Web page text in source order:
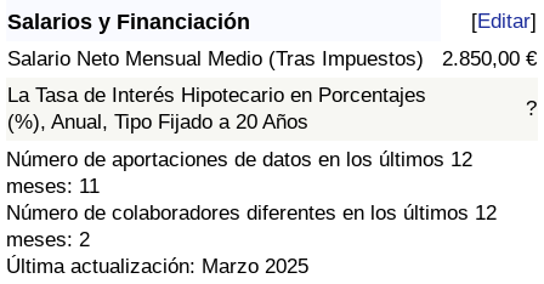
Salarios y Financiación [Editar]
Salario Neto Mensual Medio (Tras Impuestos)
2.850,00 €
La Tasa de Interés Hipotecario en Porcentajes
(%), Anual, Tipo Fijado a 20 Años
?
Número de aportaciones de datos en los últimos 12
meses: 11
Número de colaboradores diferentes en los últimos 12
meses: 2
Última actualización: Marzo 2025
Índice de criminalidad por país
Sanidad
Índice de Sanidad (Actual)
Índice de Sanidad